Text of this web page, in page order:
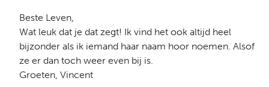
Beste Leven,
Wat leuk dat je dat zegt! Ik vind het ook altijd heel
bijzonder als ik iemand haar naam hoor noemen. Alsof
ze er dan toch weer even bij is.
Groeten, Vincent